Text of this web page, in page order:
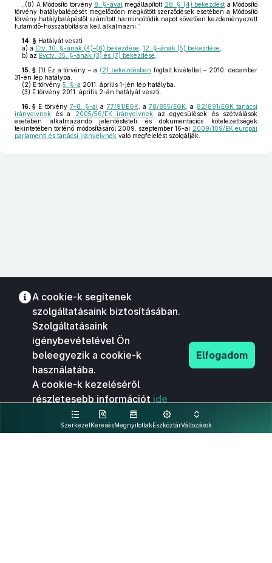
„(8) A Módosító törvény 8. §-ával megállapított 28. § (4) bekezdést a Módosító
törvény hatálybalépését megelőzően megkötött szerződések esetében a Módosító
törvény hatálybalépéstől számított harmincötödik napot követően kezdeményezett
futamidő-hosszabbításra kell alkalmazni.”
14. § Hatályát veszti
a) a Ctv. 10. §-ának (4)–(6) bekezdése 12. §-ának (5) bekezdése
b) az Evctv. 35. §-ának (3) és (7) bekezdése
15. § (1) Ez a törvény – a (2) bekezdésben foglalt kivétellel – 2010. december
31-én lép hatályba.
(2) E törvény 5. §-a 2011. április 1-jén lép hatályba.
(3) E törvény 2011. április 2-án hatályát veszti.
16. § E törvény 7–8. §-ai a 77/91/EGK, a78/855/EGK , a 82/891/EGK tanácsi
irányelvnek és a 2005/56/EK irányelvnek az egyesülések és szétválások
esetében alkalmazandó jelentéstételi és dokumentációs kötelezettségek
tekintetében történő módosításáról 2009. szeptember 16-ai 2009/109/EK európai
parlamenti és tanácsi irányelvnek való megfelelést szolgálják.
SzerkezetKeresésMegnyitottakEszköztárVáltozások
A cookie-k segítenek
szolgáltatásaink biztosításában.
Szolgáltatásaink
igénybevételével Ön
beleegyezik a cookie-k
használatába.
A cookie-k kezeléséről
részletesebb információt ide
kattintva olvashat.
Elfogadom